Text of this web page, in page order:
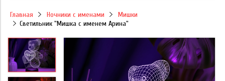
Главная Ночники с именами
Мишки
Светильник "Мишка с именем Арина"